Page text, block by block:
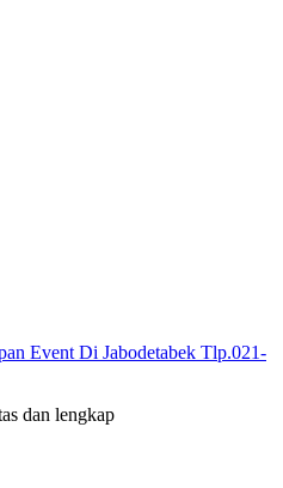
Event Di Jabodetabek Tlp.021-
dan lengkap